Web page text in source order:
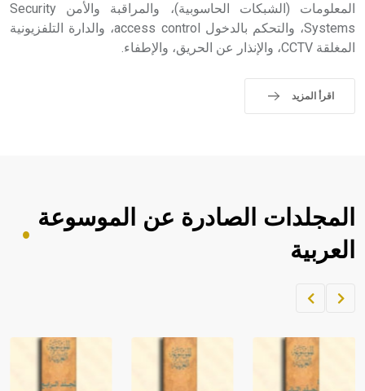
المعلومات (الشبكات الحاسوبية)، والمراقبة والأمن Security
Systems، والتحكم بالدخول access control، والدارة التلفزيونية
المغلقة CCTV، والإنذار عن الحريق، والإطفاء.
اقرأ المزيد
المجلدات الصادرة عن الموسوعة
العربية